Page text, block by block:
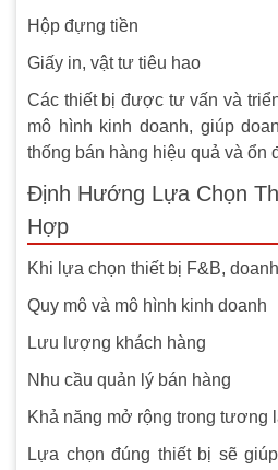
Hộp đựng tiền
Giấy in, vật tư tiêu hao
Các thiết bị được tư vấn và
mô hình kinh doanh, giúp
thống bán hàng hiệu quả và ổn
Định Hướng Lựa Chọn
Hợp
Khi lựa chọn thiết bị F&B,
Quy mô và mô hình kinh doanh
Lưu lượng khách hàng
Nhu cầu quản lý bán hàng
Khả năng mở rộng trong tương
Lựa chọn đúng thiết bị sẽ